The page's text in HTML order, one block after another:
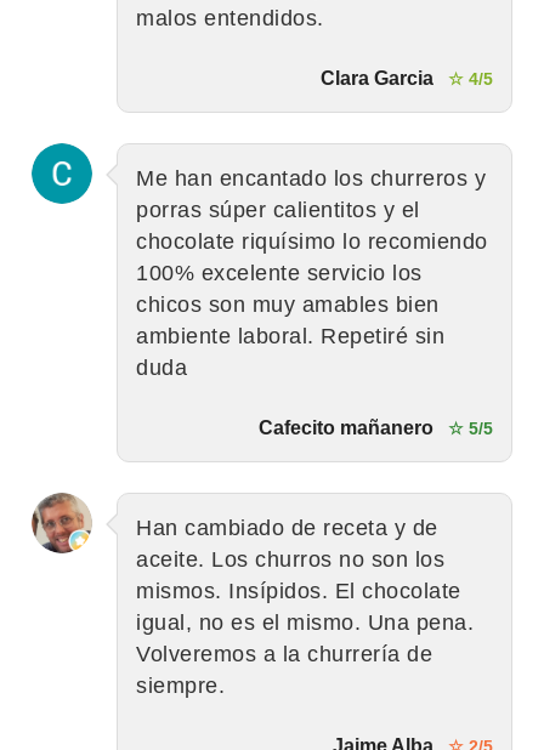
malos entendidos.
Clara Garcia ☆ 4/5
Me han encantado los churreros y
porras súper calientitos y el
chocolate riquísimo lo recomiendo
100% excelente servicio los
chicos son muy amables bien
ambiente laboral. Repetiré sin
duda
Cafecito mañanero ☆ 5/5
Han cambiado de receta y de
aceite. Los churros no son los
mismos. Insípidos. El chocolate
igual, no es el mismo. Una pena.
Volveremos a la churrería de
siempre.
Jaime Alba